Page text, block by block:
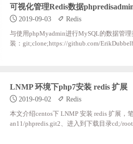
可视化管理Redis数据
2019-09-03 Redis
与使用phpMyadmin进行MySQL的数据管
装：git;clone;https://github.com/
LNMP 环境下php7安装 redis 扩展
2019-09-02 Redis
本文介绍centos下 LNMP 安装 redis 扩展，
an11/phpredis.git2、进入到下载目录cd;/